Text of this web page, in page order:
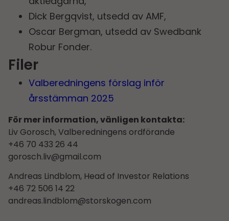
Dick Bergqvist, utsedd av AMF,
Oscar Bergman, utsedd av Swedbank
Robur Fonder.
Filer
Valberedningens förslag inför
årsstämman 2025
För mer information, vänligen kontakta:
Liv Gorosch, Valberedningens ordförande
+46 70 433 26 44
gorosch.liv@gmail.com
Andreas Lindblom, Head of Investor Relations
+46 72 506 14 22
andreas.lindblom@storskogen.com